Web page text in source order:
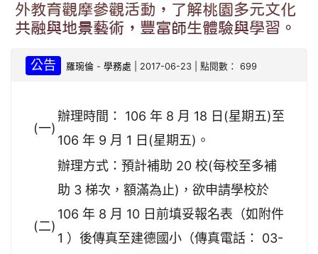
外教育觀摩參觀活動，了解桃園多元文化
共融與地景藝術，豐富師生體驗與學習。
公告 羅琬倫 -學務處 | 2017-06-23 | 點閱數： 699
(一)
辦理時間： 106 年 8 月 18 日(星期五)至
106 年 9 月 1 日(星期五)。
(二)
辦理方式：預計補助 20 校(每校至多補
助 3 梯次，額滿為止)，欲申請學校於
106 年 8 月 10 日前填妥報名表（如附件
1 ）後傳真至建德國小（傳真電話： 03-